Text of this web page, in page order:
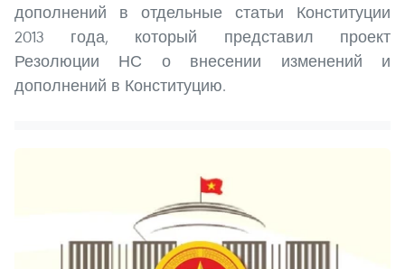
дополнений в отдельные статьи Конституции
2013 года, который представил проект
Резолюции НС о внесении изменений и
дополнений в Конституцию.